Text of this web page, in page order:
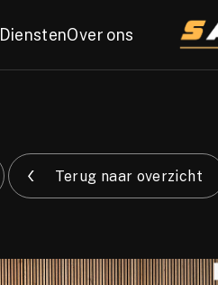
DienstenOver ons
Terug naar overzicht